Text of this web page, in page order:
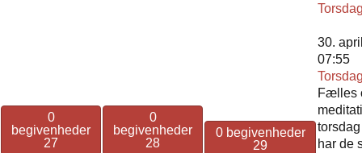
0
begivenheder
27
0
begivenheder
28
0 begivenheder
29
30.
07:55
Fælles
har de